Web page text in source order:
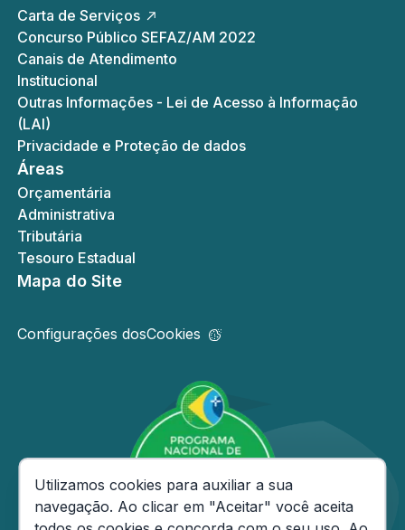
Carta de Serviços
Concurso Público SEFAZ/AM 2022
Canais de Atendimento
Institucional
Outras Informações - Lei de Acesso à Informação
(LAI)
Privacidade e Proteção de dados
Áreas
Orçamentária
Administrativa
Tributária
Tesouro Estadual
Mapa do Site
Configurações dosCookies
Consentimento de Cookies
Utilizamos cookies para auxiliar a sua
navegação. Ao clicar em "Aceitar" você aceita